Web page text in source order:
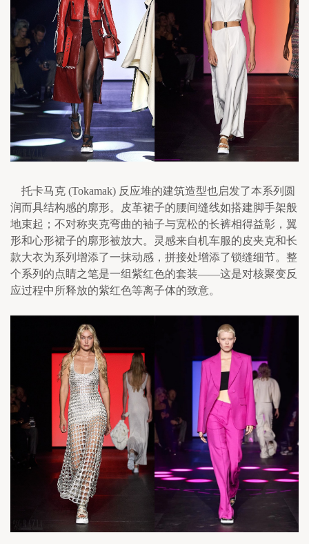
托卡马克 (Tokamak) 反应堆的建筑造型也启发了本系列圆
润而具结构感的廓形。皮革裙子的腰间缝线如搭建脚手架般
地束起；不对称夹克弯曲的袖子与宽松的长裤相得益彰，翼
形和心形裙子的廓形被放大。灵感来自机车服的皮夹克和长
款大衣为系列增添了一抹动感，拼接处增添了锁缝细节。整
个系列的点睛之笔是一组紫红色的套装——这是对核聚变反
应过程中所释放的紫红色等离子体的致意。